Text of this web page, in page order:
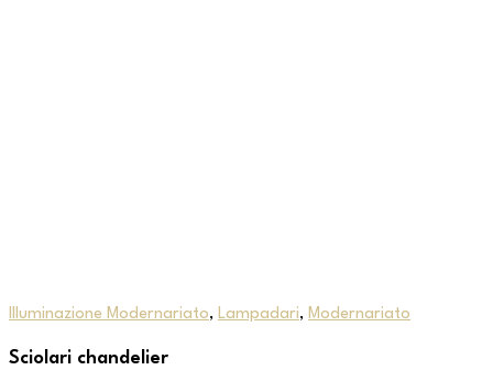
Illuminazione Modernariato, Lampadari, Modernariato
Sciolari chandelier